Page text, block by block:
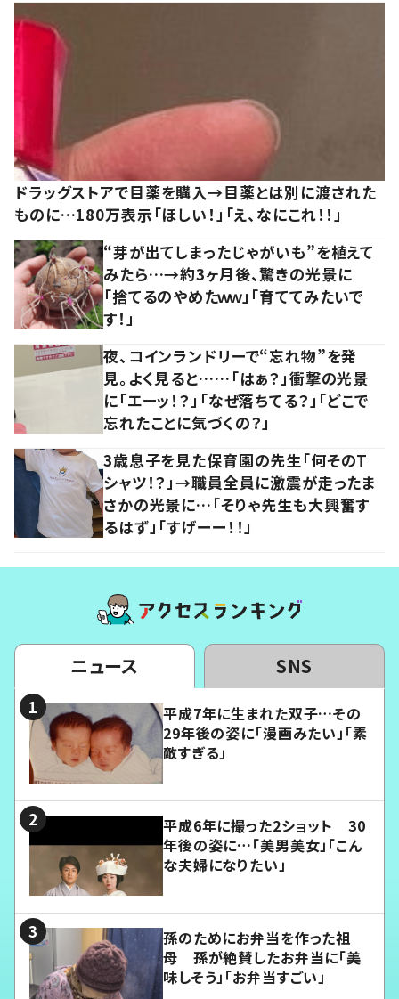
ドラッグストアで目薬を購入→目薬とは別に渡された
ものに…180万表示「ほしい！」「え、なにこれ！！」
“芽が出てしまったじゃがいも”を植えて
みたら…→約3ヶ月後、驚きの光景に
「捨てるのやめたｗｗ」「育ててみたいで
す！」
夜、コインランドリーで“忘れ物”を発
見。よく見ると……「はぁ？」衝撃の光景
に「エーッ！？」「なぜ落ちてる？」「どこで
忘れたことに気づくの？」
3歳息子を見た保育園の先生「何そのT
シャツ！？」→職員全員に激震が走ったま
さかの光景に…「そりゃ先生も大興奮す
るはず」「すげーー！！」
ニュース SNS
平成7年に生まれた双子…その
29年後の姿に「漫画みたい」「素
敵すぎる」
平成6年に撮った2ショット 30
年後の姿に…「美男美女」「こん
な夫婦になりたい」
孫のためにお弁当を作った祖
母 孫が絶賛したお弁当に「美
味しそう」「お弁当すごい」